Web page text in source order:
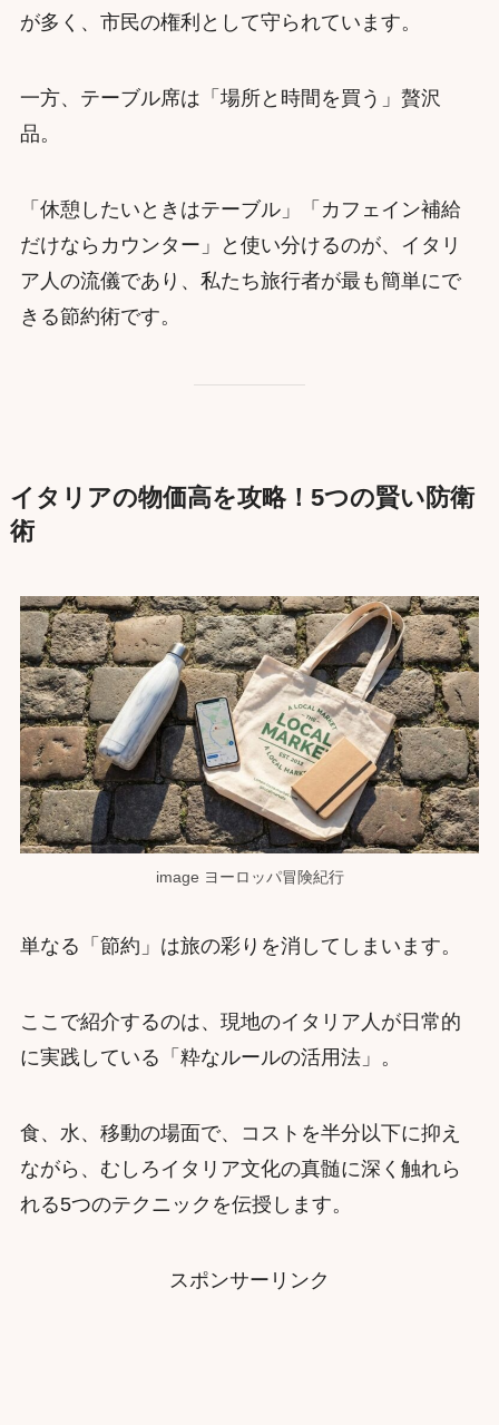
が多く、市民の権利として守られています。
一方、テーブル席は「場所と時間を買う」贅沢
品。
「休憩したいときはテーブル」「カフェイン補給
だけならカウンター」と使い分けるのが、イタリ
ア人の流儀であり、私たち旅行者が最も簡単にで
きる節約術です。
イタリアの物価高を攻略！5つの賢い防衛
術
image ヨーロッパ冒険紀行
単なる「節約」は旅の彩りを消してしまいます。
ここで紹介するのは、現地のイタリア人が日常的
に実践している「粋なルールの活用法」。
食、水、移動の場面で、コストを半分以下に抑え
ながら、むしろイタリア文化の真髄に深く触れら
れる5つのテクニックを伝授します。
スポンサーリンク